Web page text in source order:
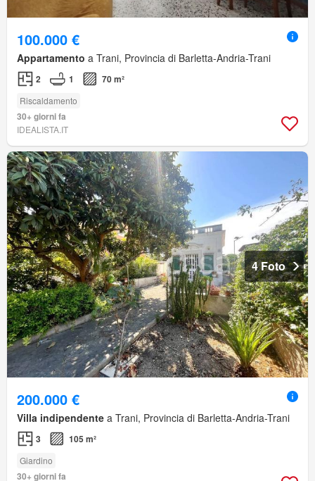
100.000 €
Appartamento a Trani, Provincia di Barletta-Andria-Trani
2 1 70 m²
Riscaldamento
30+ giorni fa
IDEALISTA.IT
4 Foto
200.000 €
Villa indipendente a Trani, Provincia di Barletta-Andria-Trani
3 105 m²
Giardino
30+ giorni fa